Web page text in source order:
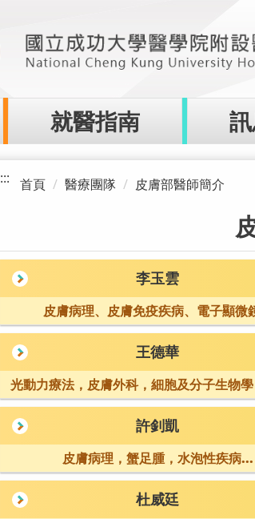
就醫指南
::: 首頁 醫療團隊 皮膚部醫師簡介
李玉雲
皮膚病理、皮膚免疫疾病、電子顯微
王德華
光動力療法，皮膚外科，細胞及分子生物
究，傷口癒合，...
許釗凱
皮膚病理，蟹足腫，水泡性疾病...
杜威廷